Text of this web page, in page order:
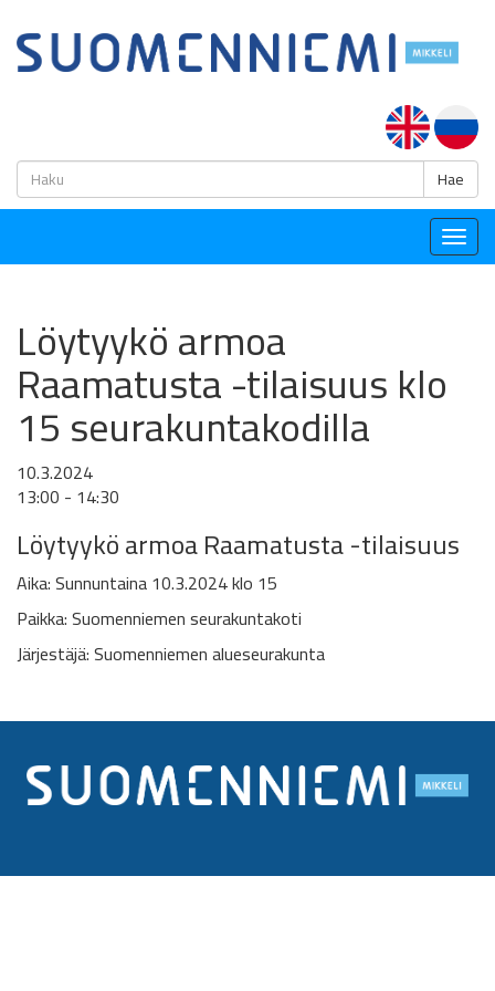
Hae
Löytyykö armoa
Raamatusta -tilaisuus klo
15 seurakuntakodilla
10.3.2024
13:00 - 14:30
Löytyykö armoa Raamatusta -tilaisuus
Aika: Sunnuntaina 10.3.2024 klo 15
Paikka: Suomenniemen seurakuntakoti
Järjestäjä: Suomenniemen alueseurakunta